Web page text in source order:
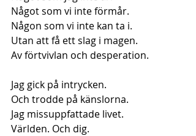
Något som vi inte förmår.
Någon som vi inte kan ta i.
Utan att få ett slag i magen.
Av förtvivlan och desperation.
Jag gick på intrycken.
Och trodde på känslorna.
Jag missuppfattade livet.
Världen. Och dig.